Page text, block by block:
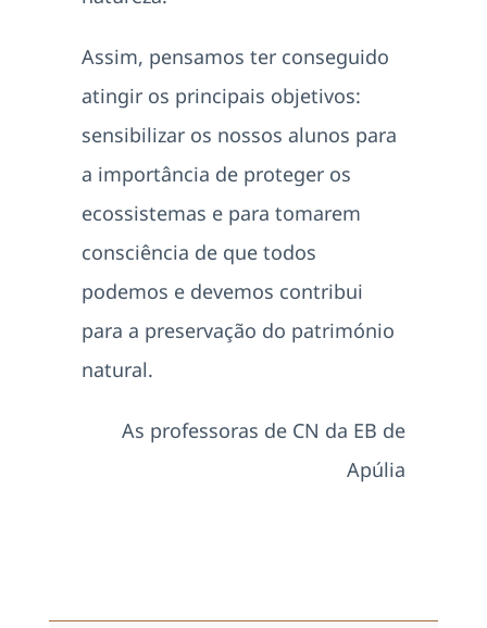
Assim, pensamos ter conseguido
atingir os principais objetivos:
sensibilizar os nossos alunos para
a importância de proteger os
ecossistemas e para tomarem
consciência de que todos
podemos e devemos contribui
para a preservação do património
natural.
As professoras de CN da EB de
Apúlia